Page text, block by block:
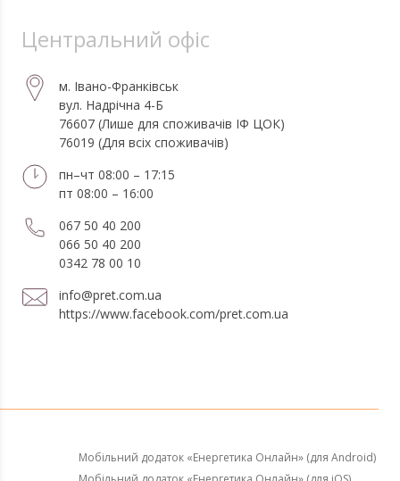
Центральний офіс
м. Івано-Франківськ
вул. Надрічна 4-Б
76607 (Лише для споживачів ІФ ЦОК)
76019 (Для всіх споживачів)
пн–чт 08:00 – 17:15
пт 08:00 – 16:00
067 50 40 200
066 50 40 200
0342 78 00 10
info@pret.com.ua
https://www.facebook.com/pret.com.ua
Мобільний додаток «Енергетика Онлайн» (для Android)